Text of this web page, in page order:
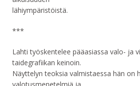
lähiympäristöistä.
***
Lahti työskentelee pääasiassa valo- ja
taidegrafiikan keinoin.
Näyttelyn teoksia valmistaessa hän on